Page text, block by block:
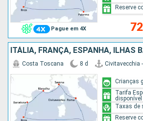
Pague em 4X
Reserve
Costa Toscana 8 d Civitavecchia
Crianças
Tarifa
disponível
Taxas de
Reserve